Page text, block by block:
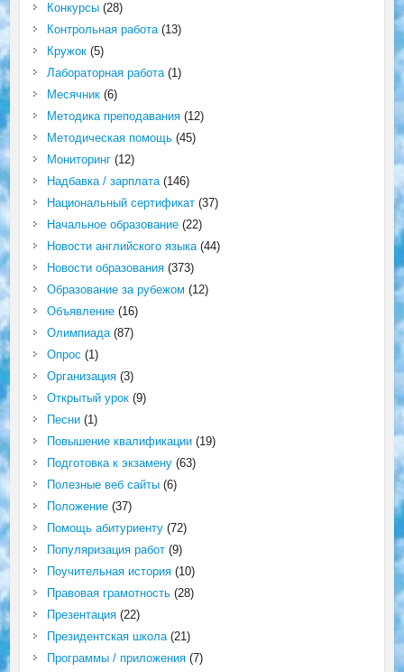
Конкурсы(28)
Контрольная работа(13)
Кружок(5)
Лабораторная работа(1)
Месячник(6)
Методика преподавания(12)
Методическая помощь(45)
Мониторинг(12)
Надбавка / зарплата(146)
Национальный сертификат(37)
Начальное образование(22)
Новости английского языка(44)
Новости образования(373)
Образование за рубежом (12)
Объявление(16)
Олимпиада(87)
Опрос (1)
Организация(3)
Открытый урок(9)
Песни(1)
Повышение квалификации(19)
Подготовка к экзамену(63)
Полезные веб сайты(6)
Положение(37)
Помощь абитуриенту(72)
Популяризация работ(9)
Поучительная история(10)
Правовая грамотность(28)
Презентация(22)
Президентская школа(21)
Программы / приложения(7)